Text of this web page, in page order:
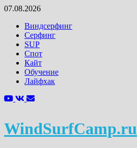
Перейти
содержимому
07.08.2026
Виндсерфинг
Серфинг
SUP
Спот
Кайт
Обучение
Лайфхак
WindSurfCamp.ru